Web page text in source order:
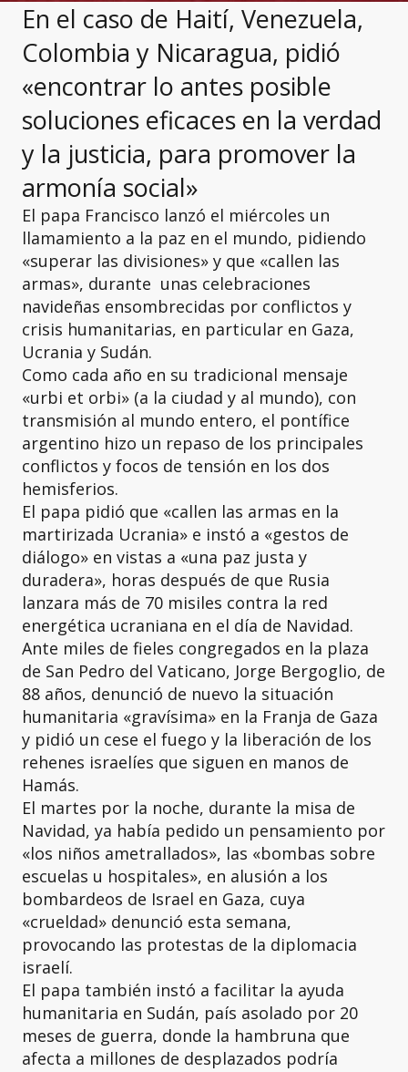
En el caso de Haití, Venezuela,
Colombia y Nicaragua, pidió
«encontrar lo antes posible
soluciones eficaces en la verdad
y la justicia, para promover la
armonía social»
El papa Francisco lanzó el miércoles un
llamamiento a la paz en el mundo, pidiendo
«superar las divisiones» y que «callen las
armas», durante unas celebraciones
navideñas ensombrecidas por conflictos y
crisis humanitarias, en particular en Gaza,
Ucrania y Sudán.
Como cada año en su tradicional mensaje
«urbi et orbi» (a la ciudad y al mundo), con
transmisión al mundo entero, el pontífice
argentino hizo un repaso de los principales
conflictos y focos de tensión en los dos
hemisferios.
El papa pidió que «callen las armas en la
martirizada Ucrania» e instó a «gestos de
diálogo» en vistas a «una paz justa y
duradera», horas después de que Rusia
lanzara más de 70 misiles contra la red
energética ucraniana en el día de Navidad.
Ante miles de fieles congregados en la plaza
de San Pedro del Vaticano, Jorge Bergoglio, de
88 años, denunció de nuevo la situación
humanitaria «gravísima» en la Franja de Gaza
y pidió un cese el fuego y la liberación de los
rehenes israelíes que siguen en manos de
Hamás.
El martes por la noche, durante la misa de
Navidad, ya había pedido un pensamiento por
«los niños ametrallados», las «bombas sobre
escuelas u hospitales», en alusión a los
bombardeos de Israel en Gaza, cuya
«crueldad» denunció esta semana,
provocando las protestas de la diplomacia
israelí.
El papa también instó a facilitar la ayuda
humanitaria en Sudán, país asolado por 20
meses de guerra, donde la hambruna que
afecta a millones de desplazados podría